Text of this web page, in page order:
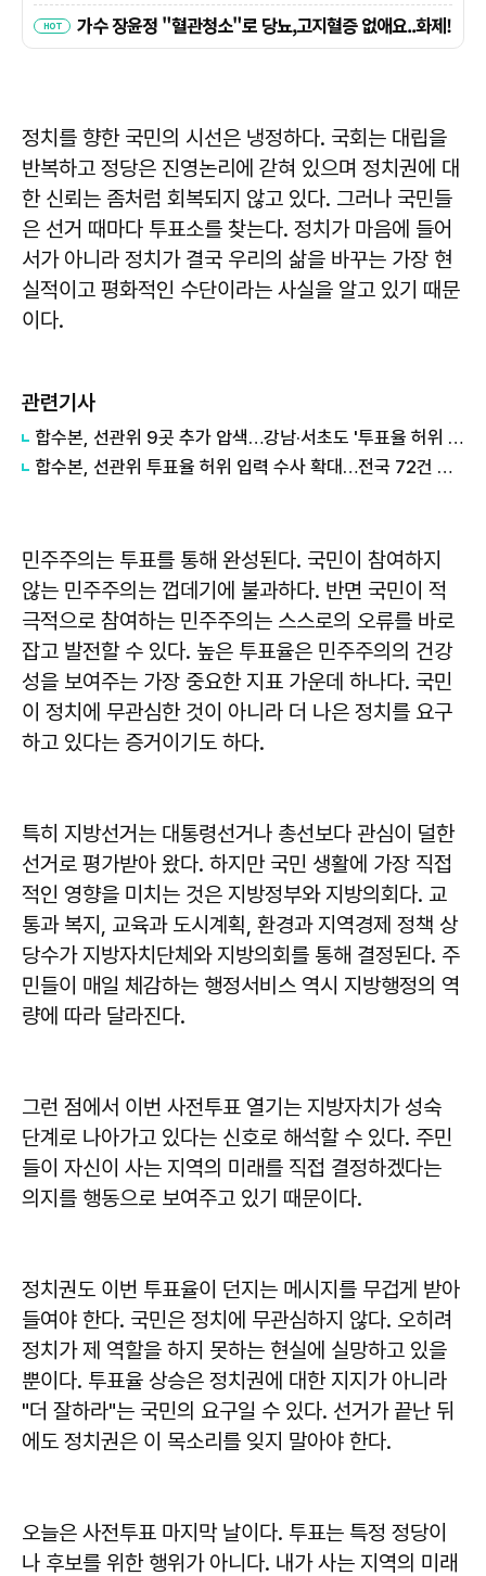
정치를 향한 국민의 시선은 냉정하다. 국회는 대립을
반복하고 정당은 진영논리에 갇혀 있으며 정치권에 대
한 신뢰는 좀처럼 회복되지 않고 있다. 그러나 국민들
은 선거 때마다 투표소를 찾는다. 정치가 마음에 들어
서가 아니라 정치가 결국 우리의 삶을 바꾸는 가장 현
실적이고 평화적인 수단이라는 사실을 알고 있기 때문
이다.
관련기사
합수본, 선관위 9곳 추가 압색…강남·서초도 '투표율 허위 입력' 정황
합수본, 선관위 투표율 허위 입력 수사 확대…전국 72건 수정 보고
민주주의는 투표를 통해 완성된다. 국민이 참여하지
않는 민주주의는 껍데기에 불과하다. 반면 국민이 적
극적으로 참여하는 민주주의는 스스로의 오류를 바로
잡고 발전할 수 있다. 높은 투표율은 민주주의의 건강
성을 보여주는 가장 중요한 지표 가운데 하나다. 국민
이 정치에 무관심한 것이 아니라 더 나은 정치를 요구
하고 있다는 증거이기도 하다.
특히 지방선거는 대통령선거나 총선보다 관심이 덜한
선거로 평가받아 왔다. 하지만 국민 생활에 가장 직접
적인 영향을 미치는 것은 지방정부와 지방의회다. 교
통과 복지, 교육과 도시계획, 환경과 지역경제 정책 상
당수가 지방자치단체와 지방의회를 통해 결정된다. 주
민들이 매일 체감하는 행정서비스 역시 지방행정의 역
량에 따라 달라진다.
그런 점에서 이번 사전투표 열기는 지방자치가 성숙
단계로 나아가고 있다는 신호로 해석할 수 있다. 주민
들이 자신이 사는 지역의 미래를 직접 결정하겠다는
의지를 행동으로 보여주고 있기 때문이다.
정치권도 이번 투표율이 던지는 메시지를 무겁게 받아
들여야 한다. 국민은 정치에 무관심하지 않다. 오히려
정치가 제 역할을 하지 못하는 현실에 실망하고 있을
뿐이다. 투표율 상승은 정치권에 대한 지지가 아니라
"더 잘하라"는 국민의 요구일 수 있다. 선거가 끝난 뒤
에도 정치권은 이 목소리를 잊지 말아야 한다.
오늘은 사전투표 마지막 날이다. 투표는 특정 정당이
나 후보를 위한 행위가 아니다. 내가 사는 지역의 미래